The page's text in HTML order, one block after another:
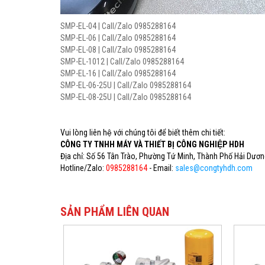
SMP-EL-04 | Call/Zalo 0985288164
SMP-EL-06 | Call/Zalo 0985288164
SMP-EL-08 | Call/Zalo 0985288164
SMP-EL-1012 | Call/Zalo 0985288164
SMP-EL-16 | Call/Zalo 0985288164
SMP-EL-06-25U | Call/Zalo 0985288164
SMP-EL-08-25U | Call/Zalo 0985288164
Vui lòng liên hệ với chúng tôi để biết thêm chi tiết:
CÔNG TY TNHH MÁY VÀ THIẾT BỊ CÔNG NGHIỆP HDH
Địa chỉ: Số 56 Tân Trào, Phường Tứ Minh, Thành Phố Hải
Hotline/Zalo: 0985288164- Email: sales@congtyhdh.com
SẢN PHẨM LIÊN QUAN